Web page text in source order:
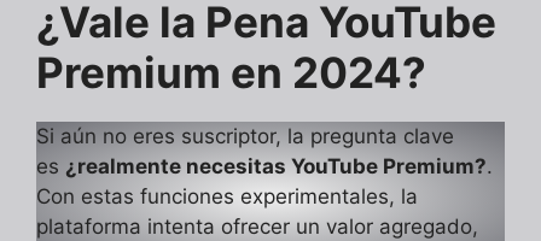
¿Vale la Pena YouTube
Premium en 2024?
Si aún no eres suscriptor, la pregunta clave
es ¿realmente necesitas YouTube Premium?.
Con estas funciones experimentales, la
plataforma intenta ofrecer un valor agregado,